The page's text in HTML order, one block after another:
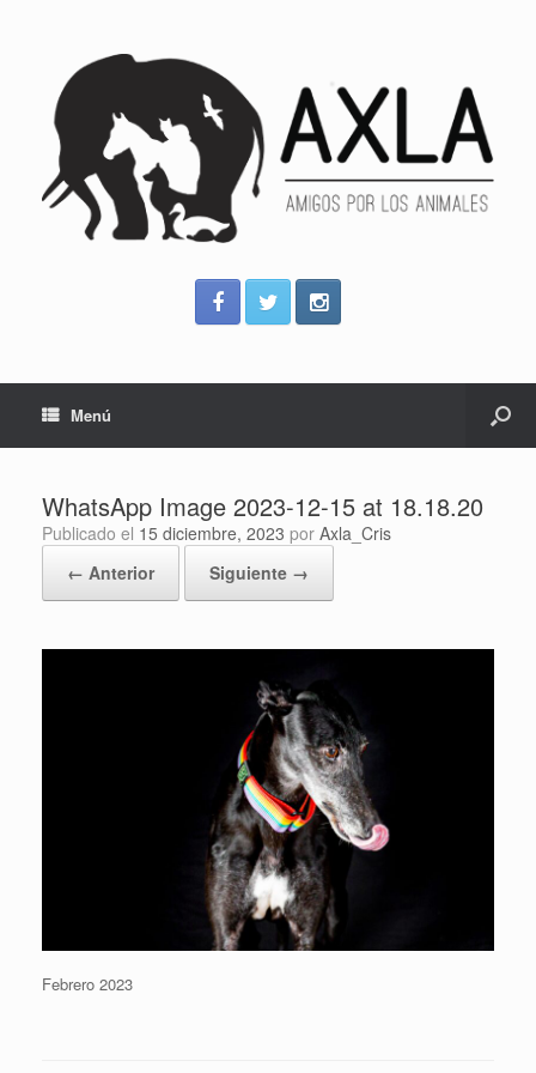
Menú
WhatsApp Image 2023-12-15 at 18.18.20
Publicado el 15 diciembre, 2023 por Axla_Cris
← Anterior
Siguiente →
Febrero 2023